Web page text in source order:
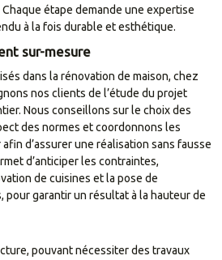
étape demande une expertise
à la fois durable et esthétique.
sur-mesure
dans la rénovation de maison, chez
nos clients de l’étude du projet
Nous conseillons sur le choix des
des normes et coordonnons les
d’assurer une réalisation sans fausse
d’anticiper les contraintes,
de cuisines et la pose de
pour garantir un résultat à la hauteur de
pouvant nécessiter des travaux